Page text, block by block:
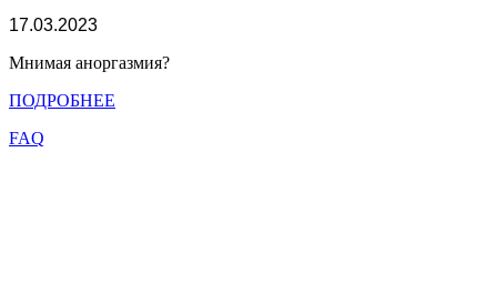
17.03.2023
Мнимая аноргазмия?
ПОДРОБНЕЕ
FAQ